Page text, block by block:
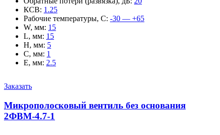
КСВ: 1.25
Рабочие температуры, С: -30 — +65
W, мм: 15
L, мм: 15
H, мм: 5
C, мм: 1
E, мм: 2.5
Заказать
Микрополосковый вентиль без основания
2ФВМ-4.7-1